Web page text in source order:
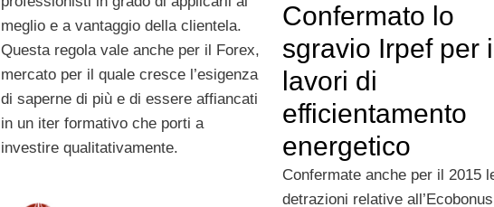
meglio e a vantaggio della clientela.
Questa regola vale anche per il Forex,
mercato per il quale cresce l’esigenza
di saperne di più e di essere affiancati
in un iter formativo che porti a
investire qualitativamente.
Confermato lo
sgravio Irpef per i
lavori di
efficientamento
energetico
Confermate anche per il 2015
detrazioni relative all’Ecobonus.